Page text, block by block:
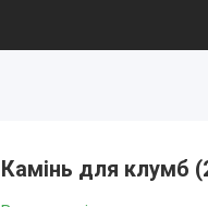
Камінь для клумб